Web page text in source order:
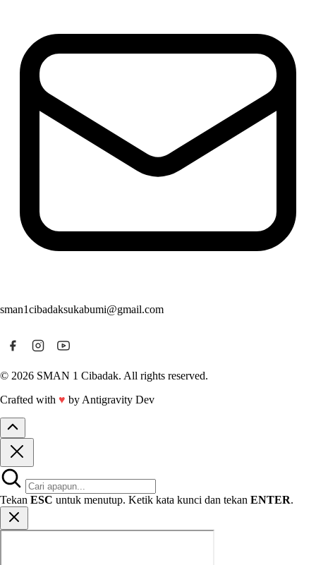
sman1cibadaksukabumi@gmail.com
© 2026 SMAN 1 Cibadak. All rights reserved.
Crafted with ♥ by Antigravity Dev
Tekan ESC untuk menutup. Ketik kata kunci dan tekan ENTER.